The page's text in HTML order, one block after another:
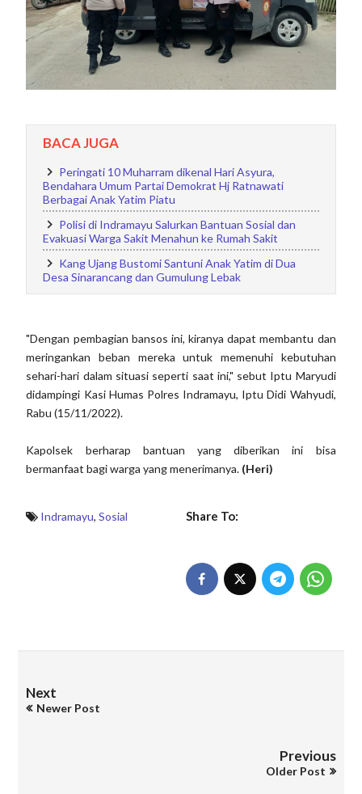
BACA JUGA
Peringati 10 Muharram dikenal Hari Asyura,
Bendahara Umum Partai Demokrat Hj Ratnawati
Berbagai Anak Yatim Piatu
Polisi di Indramayu Salurkan Bantuan Sosial dan
Evakuasi Warga Sakit Menahun ke Rumah Sakit
Kang Ujang Bustomi Santuni Anak Yatim di Dua
Desa Sinarancang dan Gumulung Lebak
"Dengan pembagian bansos ini, kiranya dapat membantu dan
meringankan beban mereka untuk memenuhi kebutuhan
sehari-hari dalam situasi seperti saat ini," sebut Iptu Maryudi
didampingi Kasi Humas Polres Indramayu, Iptu Didi Wahyudi,
Rabu (15/11/2022).
Kapolsek berharap bantuan yang diberikan ini bisa
bermanfaat bagi warga yang menerimanya. (Heri)
Indramayu, Sosial Share To:
Next
Newer Post
Previous
Older Post